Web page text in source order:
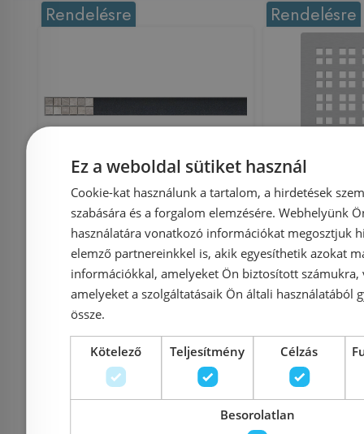
Rendelésre
ALCA (Alcaplast) TILE-
750 Burkolható rács
zuhanyfolyókához
Azonosító: 186453
Cikkszám: TILE-750
24 584 Ft
Rendelésre
ALCA
MPV015
rács a
15
Ez a weboldal sütiket használ
Cookie-kat használunk a tartalom, a hirdetések
szabására és a forgalom elemzésére. Webhelyünk
használatára vonatkozó információkat megosztjuk
elemző partnereinkkel is, akik egyesíthetik azokat
információkkal, amelyeket Ön biztosított számukra,
amelyeket a szolgáltatásaik Ön általi használatából
össze.
Kötelező Teljesítmény Célzás
Besorolatlan